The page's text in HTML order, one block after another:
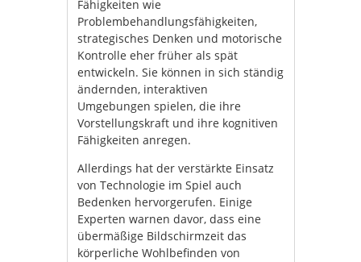
Fähigkeiten wie
Problembehandlungsfähigkeiten,
strategisches Denken und motorische
Kontrolle eher früher als spät
entwickeln. Sie können in sich ständig
ändernden, interaktiven
Umgebungen spielen, die ihre
Vorstellungskraft und ihre kognitiven
Fähigkeiten anregen.
Allerdings hat der verstärkte Einsatz
von Technologie im Spiel auch
Bedenken hervorgerufen. Einige
Experten warnen davor, dass eine
übermäßige Bildschirmzeit das
körperliche Wohlbefinden von